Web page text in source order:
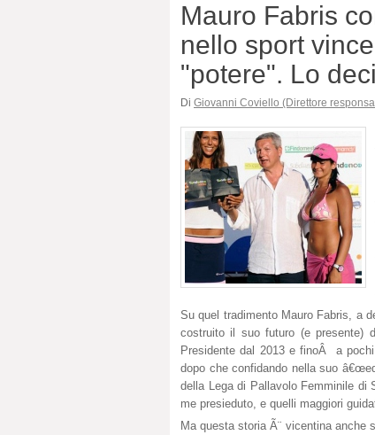
Mauro Fabris
nello sport
"potere". Lo
Di Giovanni Coviello (Direttore
Su quel tradimento Mauro Fabris, a
costruito il suo futuro (e presente)
Presidente dal 2013 e finoÂ a
dopo che confidando nella suo
della Lega di Pallavolo Femminile
me presieduto, e quelli maggiori
Ma questa storia Ã¨ vicentina